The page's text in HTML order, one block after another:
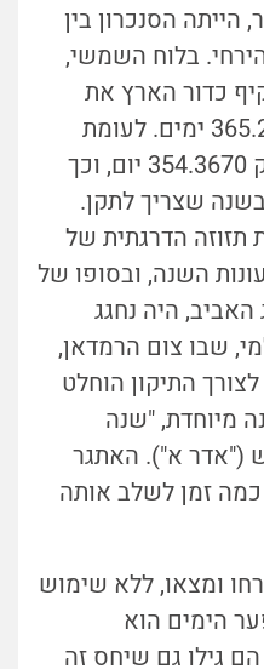
הסנכרון בין
בלוח השמשי,
כדור הארץ את
השמש, הוא בערך 365.24219 ימים. לעומת
זאת, 12 חודשי ירח הם רק 354.3670 יום, וכך
כ-11 ימים בשנה שצריך לתקן.
תזוזה הדרגתית של
השנה, ובסופו של
היה נחגג
שבו צום הרמדאן,
התיקון הוחלט
מיוחדת, "שנה
("אדר א"). האתגר
זמן לשלב אותה
ומצאו, ללא שימוש
הימים הוא
הם גילו גם שיחס זה